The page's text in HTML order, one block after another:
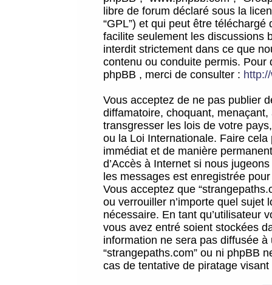
libre de forum déclaré sous la
“GPL”) et qui peut être téléchargé
facilite seulement les discussions
interdit strictement dans ce que
contenu ou conduite permis.
phpBB , merci de consulter :
Vous acceptez de ne pas publier
diffamatoire, choquant,
transgresser les lois de votre
ou la Loi Internationale. Faire
immédiat et de manière
d’Accès à Internet si nous
les messages est enregistrée
Vous acceptez que
ou verrouiller n’importe quel sujet
nécessaire. En tant qu’utilisateur
vous avez entré soient stockées
information ne sera pas diffusée
“strangepaths.com” ou ni phpBB
cas de tentative de piratage